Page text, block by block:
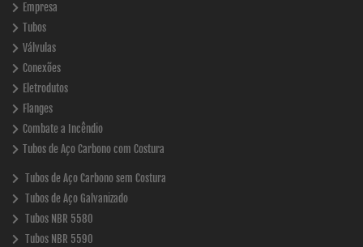
Empresa
Tubos
Válvulas
Conexões
Eletrodutos
Flanges
Combate a Incêndio
Tubos de Aço Carbono com Costura
Tubos de Aço Carbono sem Costura
Tubos de Aço Galvanizado
Tubos NBR 5580
Tubos NBR 5590